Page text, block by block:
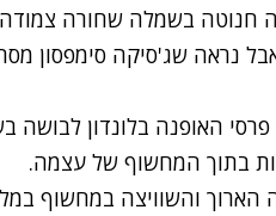
חנוטה בשמלה שחורה צמודה
נראה שג'סיקה סימפסון
האופנה בלונדון לבושה
בתוך המחשוף של עצמה.
הארוך והשוויצה במחשוף